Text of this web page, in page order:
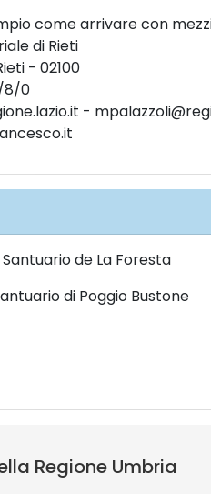
come arrivare con
di Rieti
- 02100
8/0
-
de La Foresta
di Poggio Bustone
Regione Umbria